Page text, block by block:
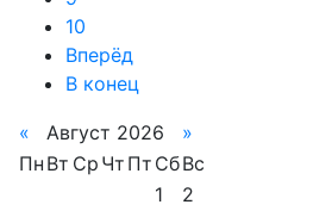
10
Вперёд
В конец
« Август 2026
»
Пн Вт Ср Чт Пт СбВс
1
2